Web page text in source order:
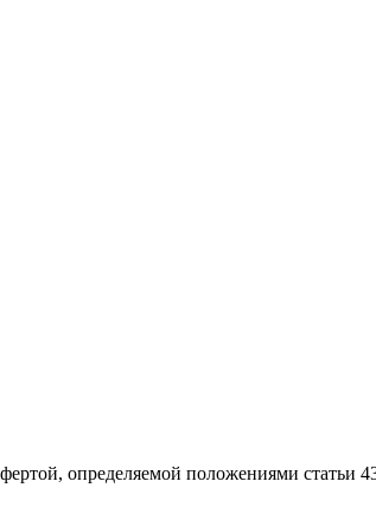
определяемой положениями статьи